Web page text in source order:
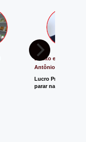
Direito e Justiça -
Antônio de Souza
Lucro Presumido
parar na Justiça